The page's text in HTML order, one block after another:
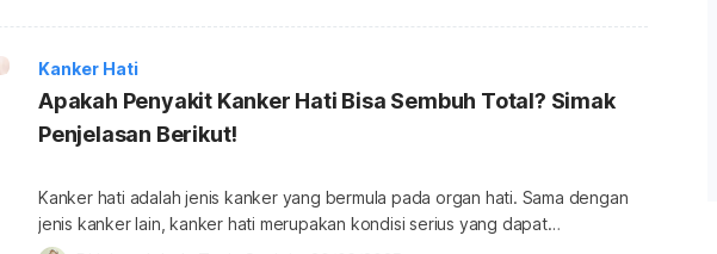
mungkin menjalani operasi. Setelah […]
Kanker Hati
Apakah Penyakit Kanker Hati Bisa Sembuh Total? Simak
Penjelasan Berikut!
Kanker hati adalah jenis kanker yang bermula pada organ hati. Sama dengan
jenis kanker lain, kanker hati merupakan kondisi serius yang dapat
membahayakan nyawa. Bila Anda mendeteksi kanker hati lebih awal dan